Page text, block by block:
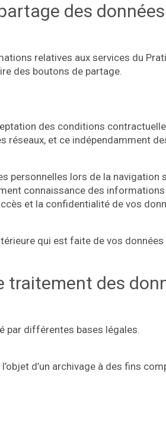
des
relatives aux services du
des boutons de partage.
des conditions
et ce indépendamment
personnelles lors de la
connaissance des
et la confidentialité de vos
qui est faite de vos
traitement des
par différentes bases légales.
d’un archivage à des fins